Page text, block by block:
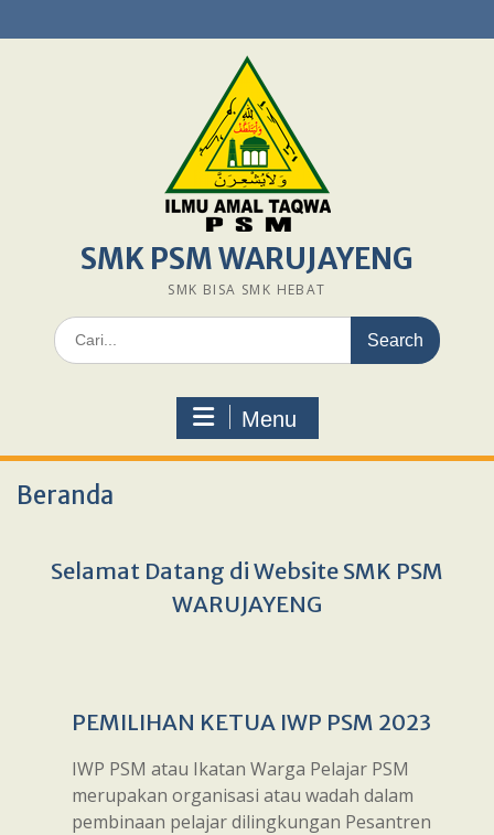
to
SMK PSM WARUJAYENG
SMK BISA SMK HEBAT
Search
for:
Menu
Beranda
Selamat Datang di Website SMK PSM
WARUJAYENG
PEMILIHAN KETUA IWP PSM 2023
IWP PSM atau Ikatan Warga Pelajar PSM
merupakan organisasi atau wadah dalam
pembinaan pelajar dilingkungan Pesantren